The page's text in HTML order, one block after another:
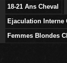
18-21 Ans Cheval
Ejaculation Interne
Femmes Blondes